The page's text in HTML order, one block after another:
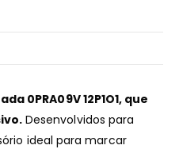
0PRA09V 12P1O1, que
Desenvolvidos para
ideal para marcar